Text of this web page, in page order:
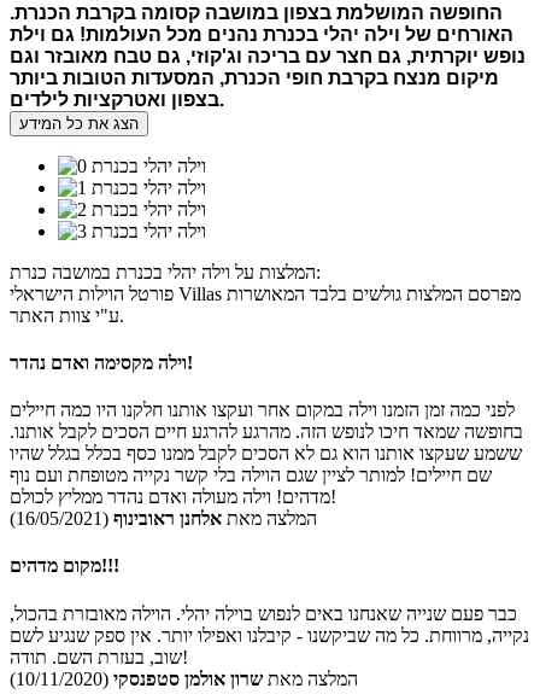
החופשה המושלמת בצפון במושבה קסומה בקרבת הכנרת.
האורחים של וילה יהלי בכנרת נהנים מכל העולמות! גם וילת
נופש יוקרתית, גם חצר עם בריכה וג'קוזי, גם טבח מאובזר וגם
מיקום מנצח בקרבת חופי הכנרת, המסעדות הטובות ביותר
בצפון ואטרקציות לילדים.
הצג את כל המידע
המלצות על וילה יהלי בכנרת במושבה כנרת:
פורטל הוילות הישראלי Villas מפרסם המלצות גולשים בלבד המאושרות
ע"י צוות האתר.
וילה מקסימה ואדם נהדר!
לפני כמה זמן הזמנו וילה במקום אחר ועקצו אותנו חלקנו היו כמה חיילים
בחופשה שמאד חיכו לנופש הזה. מהרגע להרגע חיים הסכים לקבל אותנו.
ששמע שעקצו אותנו הוא גם לא הסכים לקבל ממנו כסף בכלל בגלל שהיו
שם חיילים! למותר לציין שגם הוילה בלי קשר נקייה מטופחת ועם נוף
מדהים! וילה מעולה ואדם נהדר ממליץ לכולם!
המלצה מאת אלחנן ראובינוף (16/05/2021)
מקום מדהים!!!
כבר פעם שנייה שאנחנו באים לנפוש בוילה יהלי. הוילה מאובזרת בהכול,
נקייה, מרווחת. כל מה שביקשנו - קיבלנו ואפילו יותר. אין ספק שנגיע לשם
שוב, בעזרת השם. תודה!
המלצה מאת שרון אולמן סטפנסקי (10/11/2020)